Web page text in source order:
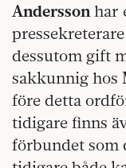
Anderssonhar
dessutom gift
sakkunnig hos
före detta
tidigare finns
förbundet som